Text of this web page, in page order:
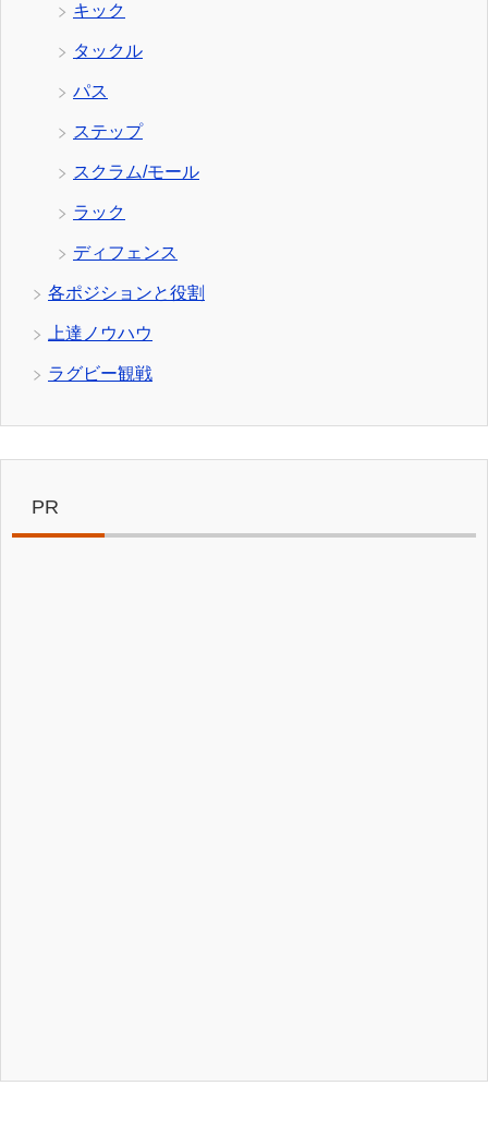
キック
タックル
パス
ステップ
スクラム/モール
ラック
ディフェンス
各ポジションと役割
上達ノウハウ
ラグビー観戦
PR